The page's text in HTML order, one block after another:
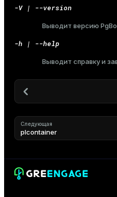
-V | --version
Выводит версию
-h | --help
Выводит справку и
Следующая
plcontainer